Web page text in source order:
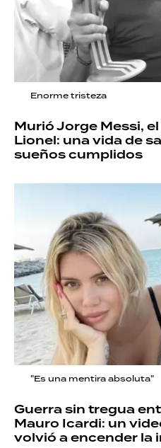
Enorme tristeza
Murió Jorge Messi,
Lionel: una vida de
sueños cumplidos
"Es una mentira absoluta"
Guerra sin tregua
Mauro Icardi: un
volvió a encender la